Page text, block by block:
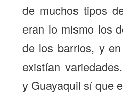
de muchos tipos
eran lo mismo los
de los barrios, y
existían
y Guayaquil sí que